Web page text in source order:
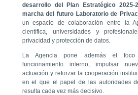
desarrollo del Plan Estratégico
marcha del futuro Laboratorio de
un espacio de colaboración entre la
científica, universidades y
privacidad y protección de datos.
La Agencia pone además el
funcionamiento interno, impulsar
actuación y reforzar la cooperación
en el que el papel de las autoridades
resulta cada vez más decisivo.